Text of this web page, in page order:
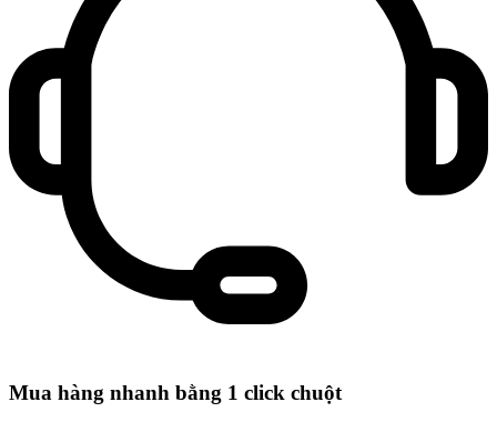
Mua hàng nhanh bằng 1 click chuột